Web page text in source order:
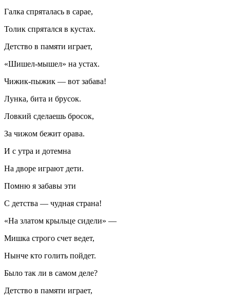
Галка спряталась в сарае,
Толик спрятался в кустах.
Детство в памяти играет,
«Шишел-мышел» на устах.
Чижик-пыжик — вот забава!
Лунка, бита и брусок.
Ловкий сделаешь бросок,
За чижом бежит орава.
И с утра и дотемна
На дворе играют дети.
Помню я забавы эти
С детства — чудная страна!
«На златом крыльце сидели» —
Мишка строго счет ведет,
Нынче кто голить пойдет.
Было так ли в самом деле?
Детство в памяти играет,